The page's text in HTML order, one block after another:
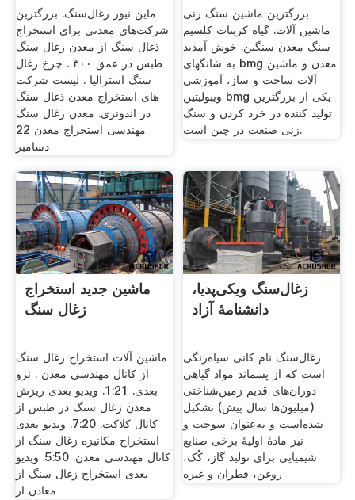
ماین نیوز زغال‌سنگ. بزرگترین
شرکت‌های معدنی برای استخراج
ذغال سنگ از معدن زغال سنگ
طبس در عمق ۳۰۰ . چرخ زغال
سنگ استرالیا . لیست شرکت
های استخراج معدن ذغال سنگ
در اندونزی. معدن زغال سنگ
مهندسی استخراج معدن 22
دسامبر
بزرگترین ماشین سنگ زنی
ماشین آلات. گیاه کربنات کلسیم
سنگ معدن سنگین. خوش آمدید
به شانگهای bmg معدن و ماشین
آلات ساخت و ساز، آموزشی
ویبولیتین bmg یکی از بزرگترین
تولید کننده در خرد کردن و سنگ
زنی صنعت در چین است.
ماشین جدید استخراج
زغال سنگ
ماشین آلات استخراج زغال سنگ
از کانال مهندسی معدن . نرو
بعدی. 1:21. ویدیو بعدی ریزش
معدن زغال سنگ در طبس از
کانال کلاکت. 7:20. ویدیو بعدی
استخراج مکانیزه زغال سنگ از
کانال مهندسی معدن. 5:50. ویدیو
بعدی استخراج زغال سنگ از
معادن از
زغال‌سنگ ویکی‌پدیا،
دانشنامهٔ آزاد
زغال‌سنگ نام کانی سیاه‌رنگی
است که از پسماند مواد گیاهی
دوران‌های قدیم زمین‌شناختی
(میلیون‌ها سال پیش) تشکیل
شده‌است و به‌عنوان سوخت و
نیز مادهٔ اولیهٔ برخی صنایع
شیمیایی برای تولید گاز، کُک،
روغن، قطران و غیره